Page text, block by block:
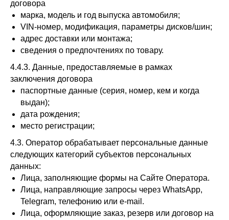
договора
марка, модель и год выпуска автомобиля;
VIN-номер, модификация, параметры дисков/шин;
адрес доставки или монтажа;
сведения о предпочтениях по товару.
4.4.3. Данные, предоставляемые в рамках
заключения договора
паспортные данные (серия, номер, кем и когда
выдан);
дата рождения;
место регистрации;
4.3. Оператор обрабатывает персональные данные
следующих категорий субъектов персональных
данных:
Лица, заполняющие формы на Сайте Оператора.
Лица, направляющие запросы через WhatsApp,
Telegram, телефонию или e-mail.
Лица, оформляющие заказ, резерв или договор на